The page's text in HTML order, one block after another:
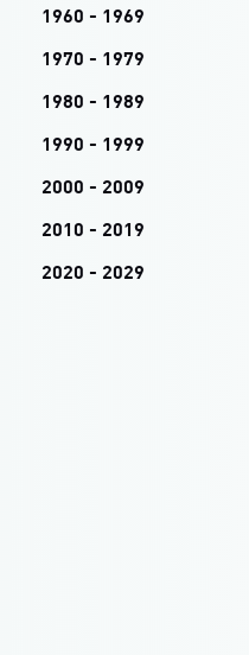
1960 - 1969
1970 - 1979
1980 - 1989
1990 - 1999
2000 - 2009
2010 - 2019
2020 - 2029